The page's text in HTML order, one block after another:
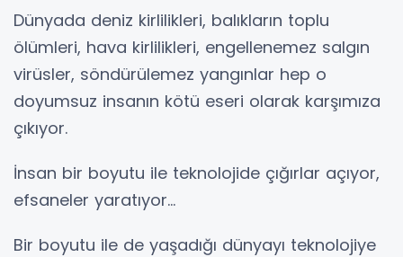
Dünyada deniz kirlilikleri, balıkların toplu
ölümleri, hava kirlilikleri, engellenemez salgın
virüsler, söndürülemez yangınlar hep o
doyumsuz insanın kötü eseri olarak karşımıza
çıkıyor.
İnsan bir boyutu ile teknolojide çığırlar açıyor,
efsaneler yaratıyor…
Bir boyutu ile de yaşadığı dünyayı teknolojiye